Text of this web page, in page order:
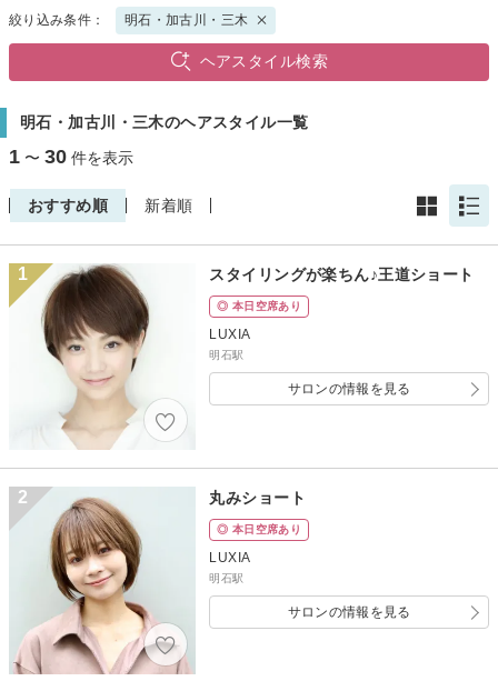
絞り込み条件： 明石・加古川・三木
ヘアスタイル検索
明石・加古川・三木のヘアスタイル一覧
1 〜 30 件を表示
おすすめ順 新着順
1 スタイリングが楽ちん♪王道ショート
◎ 本日空席あり
LUXIA
明石駅
サロンの情報を見る
2 丸みショート
◎ 本日空席あり
LUXIA
明石駅
サロンの情報を見る